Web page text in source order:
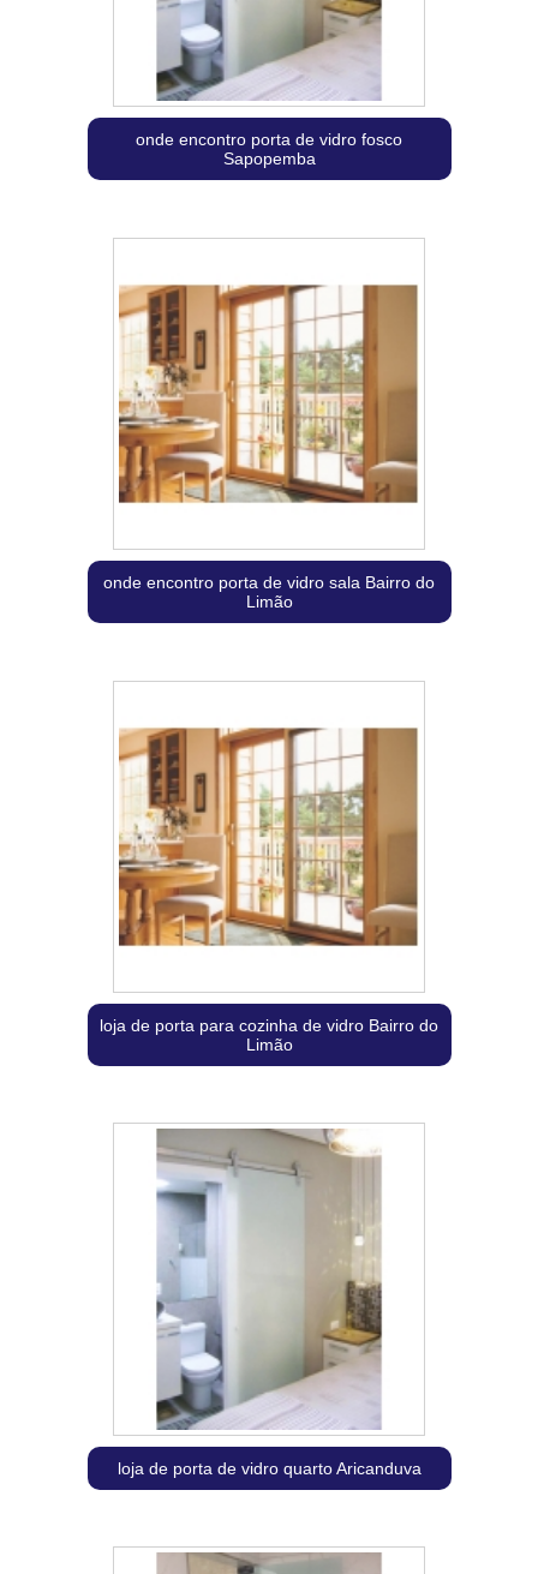
onde encontro porta de vidro fosco
Sapopemba
onde encontro porta de vidro sala Bairro do
Limão
loja de porta para cozinha de vidro Bairro do
Limão
loja de porta de vidro quarto Aricanduva